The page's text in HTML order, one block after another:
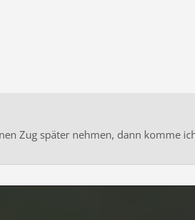
Zug später nehmen, dann komme